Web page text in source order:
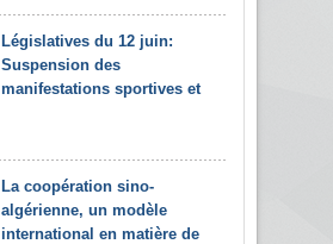
Législatives du 12 juin:
Suspension des
manifestations sportives et
La coopération sino-
algérienne, un modèle
international en matière de